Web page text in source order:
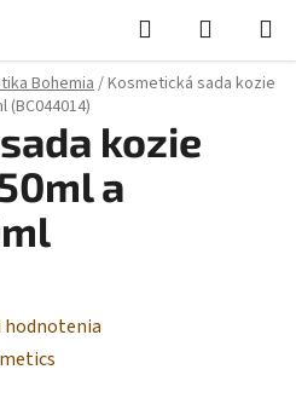
Hľadať
KOŠÍK
Bohemia/Kosmetická sada kozie
(BC044014)
kozie
a